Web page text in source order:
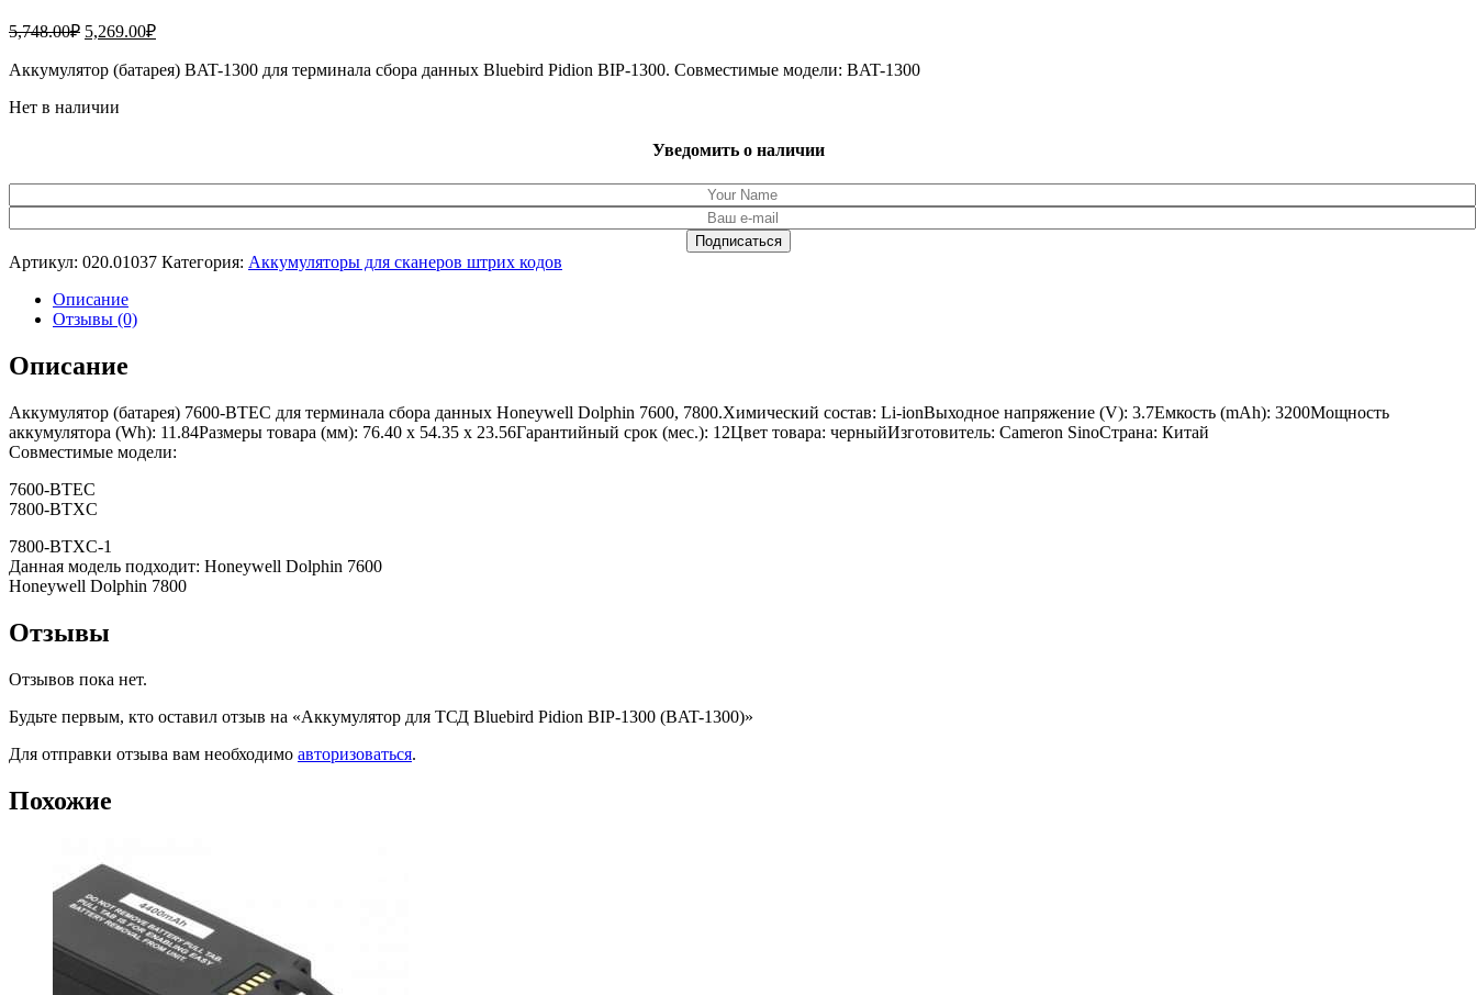
5,748.00₽ Первоначальная
составляла
5,269.00₽Текущая
5,269.00₽.
Аккумулятор (батарея) BAT-1300 для терминала сбора данных Bluebird Pidion BIP-1300. Совместимые модели: BAT-1300
Нет в наличии
Уведомить о наличии
Артикул: 020.01037 Категория: Аккумуляторы для сканеров штрих кодов
Описание
Отзывы (0)
Описание
Аккумулятор (батарея) 7600-BTEC для терминала сбора данных Honeywell Dolphin 7600, 7800.Химический состав: Li-ionВыходное напряжение (V): 3.7Емкость (mAh): 3200Мощность
аккумулятора (Wh): 11.84Размеры товара (мм): 76.40 x 54.35 x 23.56Гарантийный срок (мес.): 12Цвет товара: черныйИзготовитель: Cameron SinoСтрана: Китай
Совместимые модели:
7600-BTEC
7800-BTXC
7800-BTXC-1
Данная модель подходит: Honeywell Dolphin 7600
Honeywell Dolphin 7800
Отзывы
Отзывов пока нет.
Будьте первым, кто оставил отзыв на «Аккумулятор для ТСД Bluebird Pidion BIP-1300 (BAT-1300)»
Для отправки отзыва вам необходимо авторизоваться.
Похожие